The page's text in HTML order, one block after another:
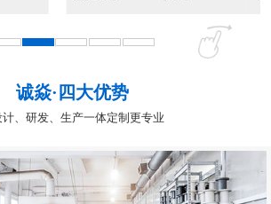
诚焱·四大优势
计、研发、生产一体定制更专业